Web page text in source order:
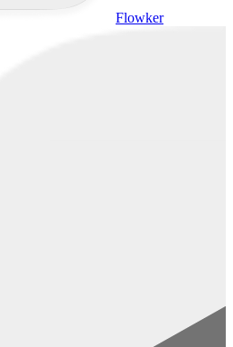
Flowker